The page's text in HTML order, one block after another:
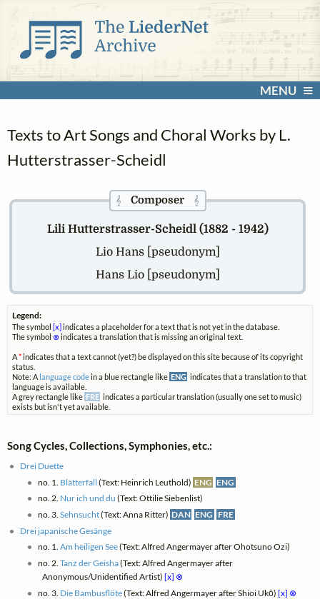
MENU
Texts to Art Songs and Choral Works by L.
Hutterstrasser-Scheidl
𝄞Composer 𝄞
Lili Hutterstrasser-Scheidl (1882 - 1942)
Lio Hans [pseudonym]
Hans Lio [pseudonym]
Legend:
The symbol[x]indicates a placeholder for a text that is not yet in the database.
The symbol ⊗indicates a translation that is missing an original text.
A*indicates that a text cannot (yet?) be displayed on this site because of its copyright
status.
Note: A language codein a blue rectangle like ENG indicates that a translation to that
language is available.
A grey rectangle like FRE indicates a particular translation (usually one set to music)
exists but isn't yet available.
Song Cycles, Collections, Symphonies, etc.:
Drei Duette
no. 1. Blätterfall (Text: Heinrich Leuthold) ENG ENG
no. 2. Nur ich und du (Text: Ottilie Siebenlist)
no. 3. Sehnsucht(Text: Anna Ritter) DAN ENG FRE
Drei japanische Gesänge
no. 1. Am heiligen See(Text: Alfred Angermayer after Ohotsuno Ozi)
no. 2. Tanz der Geisha(Text: Alfred Angermayer after
Anonymous/Unidentified Artist)[x] ⊗
no. 3. Die Bambusflöte(Text: Alfred Angermayer after Shioi Ukō) [x] ⊗